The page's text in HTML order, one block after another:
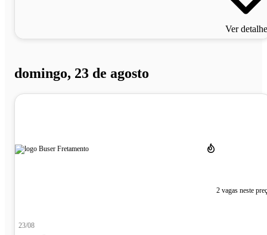
Ver
domingo, 23 de agosto
2 vagas neste
23/08